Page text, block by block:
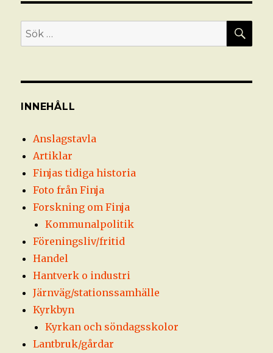
Sök
efter:
INNEHÅLL
Anslagstavla
Artiklar
Finjas tidiga historia
Foto från Finja
Forskning om Finja
Kommunalpolitik
Föreningsliv/fritid
Handel
Hantverk o industri
Järnväg/stationssamhälle
Kyrkbyn
Kyrkan och söndagsskolor
Lantbruk/gårdar